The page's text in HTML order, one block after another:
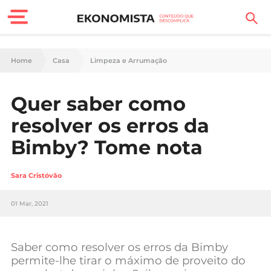
Finanças Pessoais
Carreira
Casa
Lifestyle
Sociedade
Negócios
Home Casa Limpeza e Arrumação
Quer saber como
resolver os erros da
Bimby? Tome nota
Sara Cristóvão
01 Mar, 2021
Saber como resolver os erros da Bimby
permite-lhe tirar o máximo de proveito do